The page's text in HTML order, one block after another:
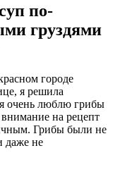
по-
груздями
городе
я решила
я очень люблю грибы
на рецепт
Грибы были не
даже не